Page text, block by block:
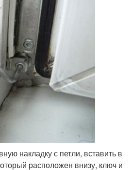
накладку с петли, вставить в
расположен внизу, ключ и